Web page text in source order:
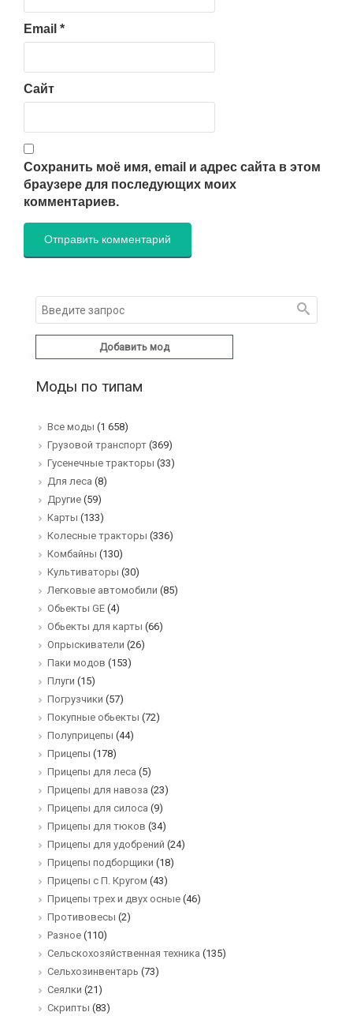
Email *
Сайт
Сохранить моё имя, email и адрес сайта в этом
браузере для последующих моих
комментариев.
Добавить мод
Моды по типам
Все моды (1 658)
Грузовой транспорт (369)
Гусенечные тракторы (33)
Для леса (8)
Другие (59)
Карты (133)
Колесные тракторы (336)
Комбайны (130)
Культиваторы (30)
Легковые автомобили (85)
Обьекты GE (4)
Обьекты для карты (66)
Опрыскиватели (26)
Паки модов (153)
Плуги (15)
Погрузчики (57)
Покупные обьекты (72)
Полуприцепы (44)
Прицепы (178)
Прицепы для леса (5)
Прицепы для навоза (23)
Прицепы для силоса (9)
Прицепы для тюков (34)
Прицепы для удобрений (24)
Прицепы подборщики (18)
Прицепы с П. Кругом (43)
Прицепы трех и двух осные (46)
Противовесы (2)
Разное (110)
Сельскохозяйственная техника (135)
Сельхозинвентарь (73)
Сеялки (21)
Скрипты (83)